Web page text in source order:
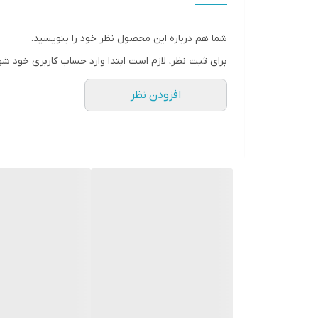
شما هم درباره این محصول نظر خود را بنویسید.
برای ثبت نظر، لازم است ابتدا وارد حساب کاربری خود
افزودن نظر